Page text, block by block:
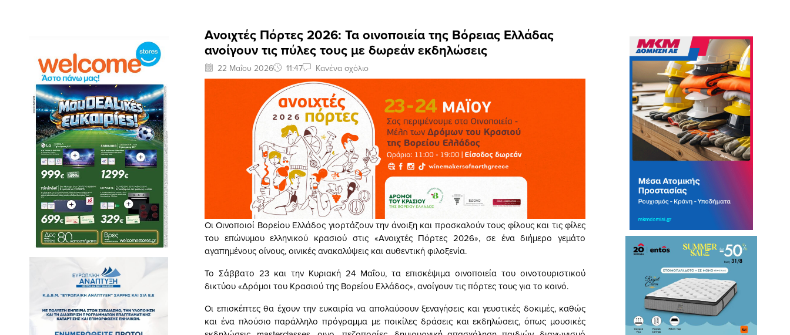
Ανοιχτές Πόρτες 2026: Τα οινοποιεία της Βόρειας Ελλάδας
ανοίγουν τις πύλες τους με δωρεάν εκδηλώσεις
22 Μαΐου 2026 11:47 Κανένα σχόλιο
Οι Οινοποιοί Βορείου Ελλάδος γιορτάζουν την άνοιξη και προσκαλούν τους φίλους και τις φίλες
του επώνυμου ελληνικού κρασιού στις «Ανοιχτές Πόρτες 2026», σε ένα διήμερο γεμάτο
αγαπημένους οίνους, οινικές ανακαλύψεις και αυθεντική φιλοξενία.
Το Σάββατο 23 και την Κυριακή 24 Μαΐου, τα επισκέψιμα οινοποιεία του οινοτουριστικού
δικτύου «Δρόμοι του Κρασιού της Βορείου Ελλάδος», ανοίγουν τις πόρτες τους για το κοινό.
Οι επισκέπτες θα έχουν την ευκαιρία να απολαύσουν ξεναγήσεις και γευστικές δοκιμές, καθώς
και ένα πλούσιο παράλληλο πρόγραμμα με ποικίλες δράσεις και εκδηλώσεις, όπως μουσικές